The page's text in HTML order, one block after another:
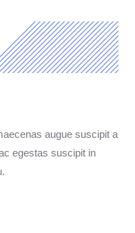
augue suscipit a
egestas suscipit in